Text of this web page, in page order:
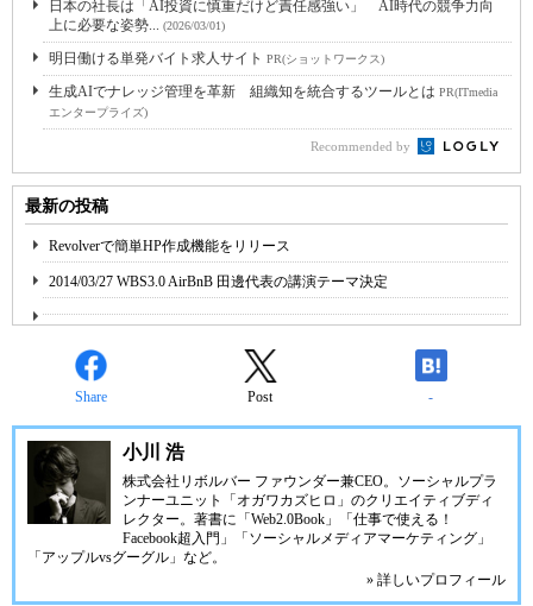
日本の社長は「AI投資に慎重だけど責任感強い」 AI時代の競争力向
上に必要な姿勢... (2026/03/01)
明日働ける単発バイト求人サイト PR(ショットワークス)
生成AIでナレッジ管理を革新 組織知を統合するツールとは PR(ITmedia
エンタープライズ)
Recommended by
最新の投稿
Revolverで簡単HP作成機能をリリース
2014/03/27 WBS3.0 AirBnB 田邊代表の講演テーマ決定
Share Post -
小川 浩
株式会社リボルバー ファウンダー兼CEO。ソーシャルプラ
ンナーユニット「オガワカズヒロ」のクリエイティブディ
レクター。著書に「Web2.0Book」「仕事で使える！
Facebook超入門」「ソーシャルメディアマーケティング」
「アップルvsグーグル」など。
» 詳しいプロフィール